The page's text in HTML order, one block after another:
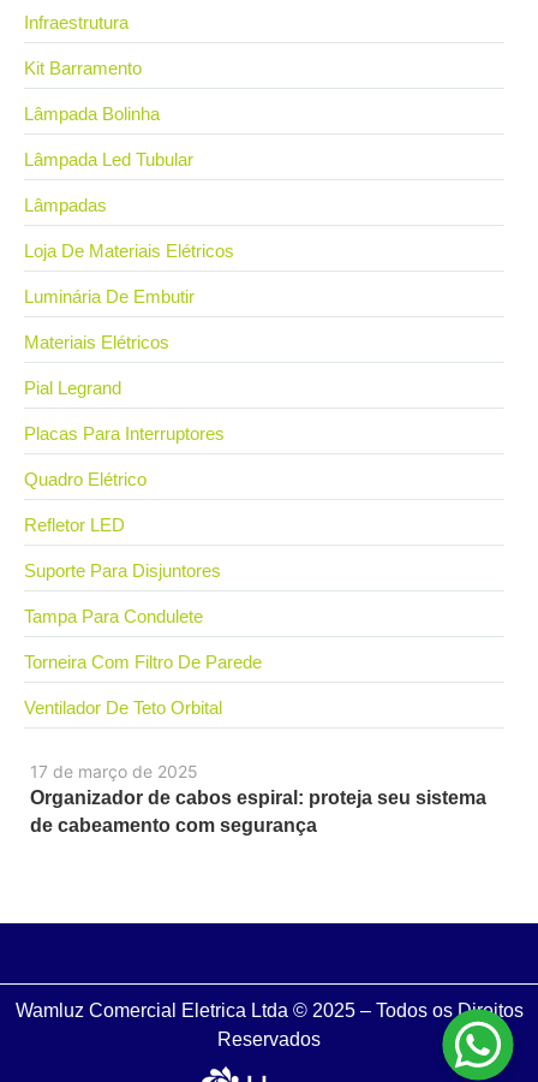
17 de março de 2025
Organizador de cabos espiral: proteja seu sistema
de cabeamento com segurança
Infraestrutura
Kit Barramento
Lâmpada Bolinha
Lâmpada Led Tubular
Lâmpadas
Loja De Materiais Elétricos
Luminária De Embutir
Materiais Elétricos
Pial Legrand
Placas Para Interruptores
Quadro Elétrico
Refletor LED
Suporte Para Disjuntores
Tampa Para Condulete
Torneira Com Filtro De Parede
Ventilador De Teto Orbital
Wamluz Comercial Eletrica Ltda © 2025 – Todos os Direitos
Reservados